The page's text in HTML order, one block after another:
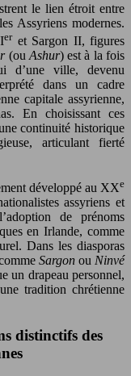
le lien étroit entre
Assyriens modernes.
eret Sargon II, figures
(ou Ashur) est à la fois
d’une ville, devenu
dans un cadre
capitale assyrienne,
En choisissant ces
continuité historique
articulant fierté
développé au XXe
assyriens et
de prénoms
en Irlande, comme
Dans les diasporas
Sargonou Ninvé
un drapeau personnel,
tradition chrétienne
distinctifs des